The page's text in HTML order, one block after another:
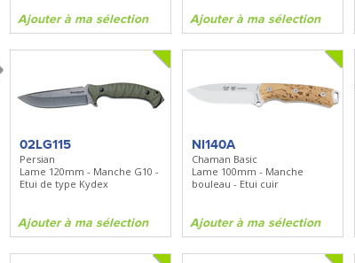
MO13505
caoutchouc - Etui polymère
Ajouter à ma sélection
Ajouter à ma sélection Ajouter à ma sélection
02LG115
Persian
Lame 120mm - Manche G10 -
Etui de type Kydex
Ajouter à ma sélection
NI140A
Chaman Basic
Lame 100mm - Manche
bouleau - Etui cuir
Ajouter à ma sélection